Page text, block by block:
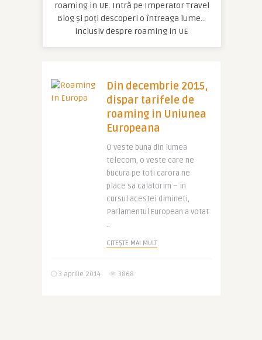
roaming in UE. Intră pe Imperator Travel
Blog și poți descoperi o întreaga lume…
inclusiv despre roaming in UE
Din decembrie 2015,
dispar tarifele de
roaming in Uniunea
Europeana
O veste buna din lumea
telecom, o veste care ne
bucura pe toti carora ne
place sa calatorim – in
cursul acestei dimineti,
Parlamentul European a votat
..
CITEȘTE MAI MULT
3 aprilie 2014 3868